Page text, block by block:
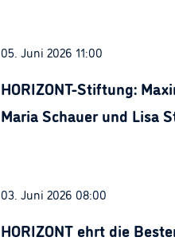
05. Juni 2026 11:00
HORIZONT-Stiftung:
Maria Schauer und Lisa
03. Juni 2026 08:00
HORIZONT ehrt die